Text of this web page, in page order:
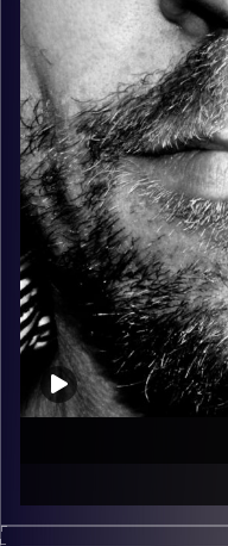
הרבה ג'אם, רוק,